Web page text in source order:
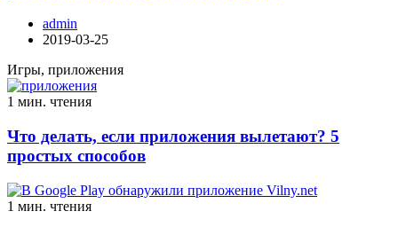
admin
2019-03-25
Игры, приложения
1 мин. чтения
Что делать, если приложения вылетают? 5
простых способов
1 мин. чтения